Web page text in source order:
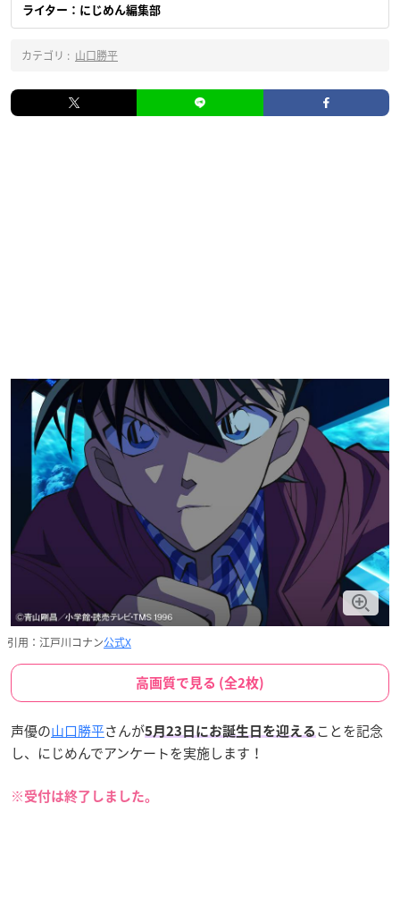
ライター：にじめん編集部
カテゴリ : 山口勝平
引用：江戸川コナン公式X
高画質で見る (全2枚)
声優の山口勝平さんが5月23日にお誕生日を迎える ことを記念
し、にじめんでアンケートを実施します！
※受付は終了しました。